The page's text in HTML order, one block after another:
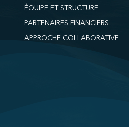
ÉQUIPE ET STRUCTURE
PARTENAIRES FINANCIERS
APPROCHE COLLABORATIVE